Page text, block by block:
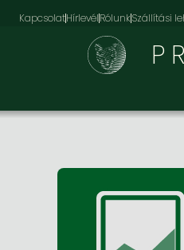
KapcsolatHírlevélRólunkSzállítási